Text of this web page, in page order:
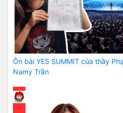
Ôn bài YES SUMMIT của thầy
Namy Trần